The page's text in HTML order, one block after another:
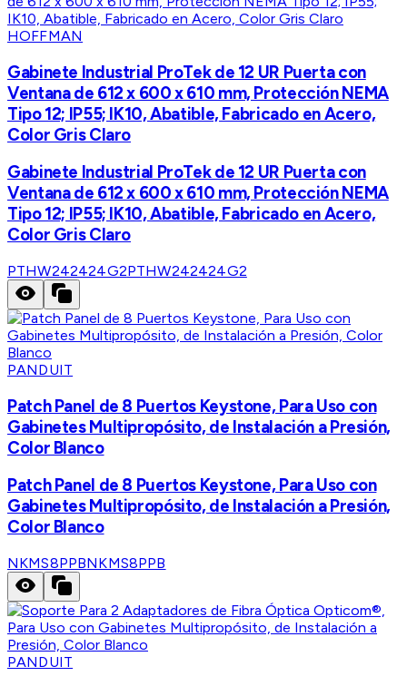
HOFFMAN
Gabinete Industrial ProTek de 12 UR Puerta con
Ventana de 612 x 600 x 610 mm, Protección NEMA
Tipo 12; IP55; IK10, Abatible, Fabricado en Acero,
Color Gris Claro
Gabinete Industrial ProTek de 12 UR Puerta con
Ventana de 612 x 600 x 610 mm, Protección NEMA
Tipo 12; IP55; IK10, Abatible, Fabricado en Acero,
Color Gris Claro
PTHW242424G2PTHW242424G2
PANDUIT
Patch Panel de 8 Puertos Keystone, Para Uso con
Gabinetes Multipropósito, de Instalación a Presión,
Color Blanco
Patch Panel de 8 Puertos Keystone, Para Uso con
Gabinetes Multipropósito, de Instalación a Presión,
Color Blanco
NKMS8PPBNKMS8PPB
PANDUIT